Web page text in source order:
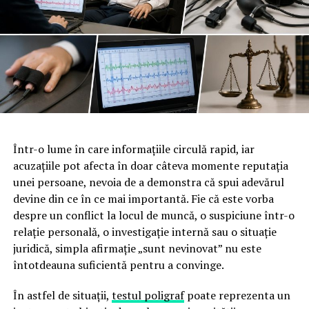
severe, obstrucției căilor respiratorii sau unei crize de
sufocare: intervenția imediată, corectă, face diferența
între o sperietură și o tragedie.
Beneficiile concrete pentru
companie ale unei echipe
Investiția într-un program de prim ajutor nu este doar o
formalitate bifată pe lista de conformitate. Are efecte
măsurabile asupra modului în care funcționează
organizația și asupra oamenilor din ea.
Răspuns rapid și competentla incidente, ceea ce
reduce gravitatea consecințelor și, implicit,
Conformitate cu obligațiile de securitate și
Într-o lume în care informațiile circulă rapid, iar
acuzațiile pot afecta în doar câteva momente reputația
unei persoane, nevoia de a demonstra că spui adevărul
devine din ce în ce mai importantă. Fie că este vorba
despre un conflict la locul de muncă, o suspiciune într-o
relație personală, o investigație internă sau o situație
juridică, simpla afirmație „sunt nevinovat” nu este
întotdeauna suficientă pentru a convinge.
În astfel de situații, testul poligrafpoate reprezenta un